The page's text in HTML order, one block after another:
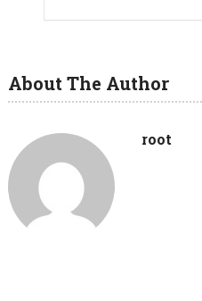
About The Author
root